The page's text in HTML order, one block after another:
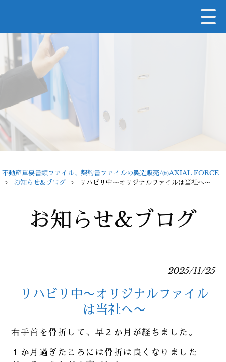
不動産重要書類ファイル、契約書ファイルの製造販売/㈱AXIAL FORCE
>
お知らせ&ブログ > リハビリ中〜オリジナルファイルは当社へ〜
お知らせ&ブログ
2025/11/25
リハビリ中〜オリジナルファイル
は当社へ〜
右手首を骨折して、早２か月が経ちました。
１か月過ぎたころには骨折は良くなりました